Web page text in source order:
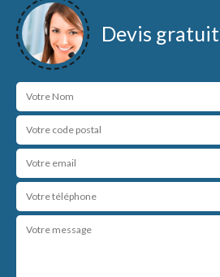
Devis gratuit